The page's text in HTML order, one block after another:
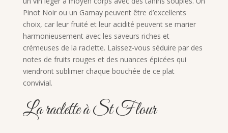
Pinot Noir ou un Gamay peuvent être d’excellents
choix, car leur fruité et leur acidité peuvent se marier
harmonieusement avec les saveurs riches et
crémeuses de la raclette. Laissez-vous séduire par des
notes de fruits rouges et des nuances épicées qui
viendront sublimer chaque bouchée de ce plat
convivial.
La raclette à St Flour